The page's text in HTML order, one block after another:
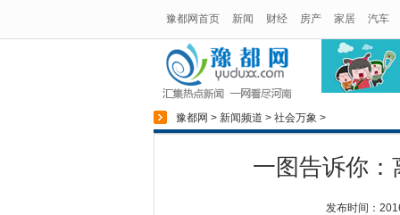
豫都网首页 新闻 财经 房产 家居 汽车
豫都网 > 新闻频道 > 社会万象 >
一图告诉你
发布时间：